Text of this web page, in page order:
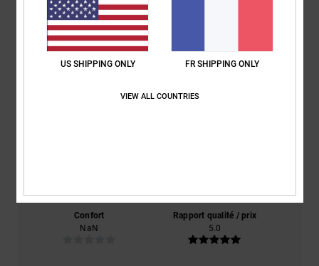
Avis clients
Confort
NaN
Rapport qualité / prix
5.0
US SHIPPING ONLY FR SHIPPING ONLY
VIEW ALL COUNTRIES